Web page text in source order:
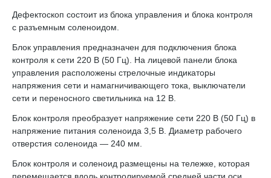
Дефектоскоп состоит из блока управления и блока контроля
с разъемным соленоидом.
Блок управления предназначен для подключения блока
контроля к сети 220 В (50 Гц). На лицевой панели блока
управления расположены стрелочные индикаторы
напряжения сети и намагничивающего тока, выключатели
сети и переносного светильника на 12 В.
Блок контроля преобразует напряжение сети 220 В (50 Гц) в
напряжение питания соленоида 3,5 В. Диаметр рабочего
отверстия соленоида — 240 мм.
Блок контроля и соленоид размещены на тележке, которая